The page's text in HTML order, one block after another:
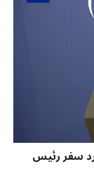
سفر رئیس